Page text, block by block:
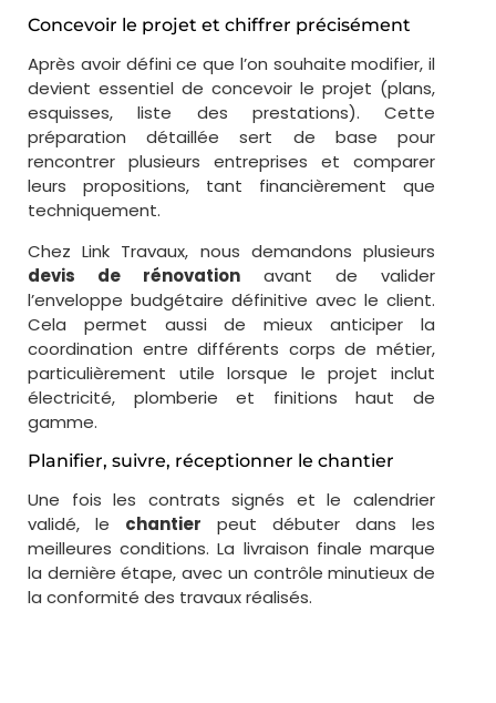
Concevoir le projet et chiffrer précisément
Après avoir défini ce que l’on souhaite modifier, il
devient essentiel de concevoir le projet (plans,
esquisses, liste des prestations). Cette
préparation détaillée sert de base pour
rencontrer plusieurs entreprises et comparer
leurs propositions, tant financièrement que
techniquement.
Chez Link Travaux, nous demandons plusieurs
devis de rénovation avant de valider
l’enveloppe budgétaire définitive avec le client.
Cela permet aussi de mieux anticiper la
coordination entre différents corps de métier,
particulièrement utile lorsque le projet inclut
électricité, plomberie et finitions haut de
gamme.
Planifier, suivre, réceptionner le chantier
Une fois les contrats signés et le calendrier
validé, le chantier peut débuter dans les
meilleures conditions.La livraison finale marque
la dernière étape, avec un contrôle minutieux de
la conformité des travaux réalisés.